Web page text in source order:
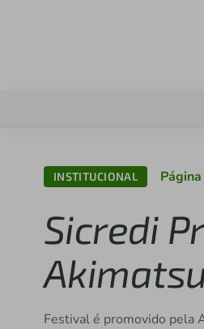
INSTITUCIONAL
Sicredi
Festival é promovido pela